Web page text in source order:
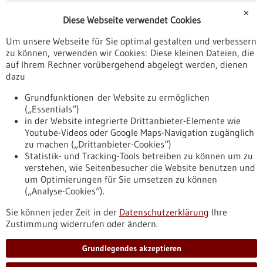
Veranstaltungen
Erscheinungsdatum
Nach oben
Informiert bleiben
Newsletter abonnieren
✕
Diese Webseite verwendet Cookies
Um unsere Webseite für Sie optimal gestalten und verbessern
zu können, verwenden wir Cookies: Diese kleinen Dateien, die
auf Ihrem Rechner vorübergehend abgelegt werden, dienen
dazu
Grundfunktionen der Website zu ermöglichen
(„Essentials“)
in der Website integrierte Drittanbieter-Elemente wie
Youtube-Videos oder Google Maps-Navigation zugänglich
zu machen („Drittanbieter-Cookies“)
Statistik- und Tracking-Tools betreiben zu können um zu
verstehen, wie Seitenbesucher die Website benutzen und
um Optimierungen für Sie umsetzen zu können
(„Analyse-Cookies“).
Sie können jeder Zeit in der Datenschutzerklärung Ihre
Zustimmung widerrufen oder ändern.
Grundlegendes akzeptieren